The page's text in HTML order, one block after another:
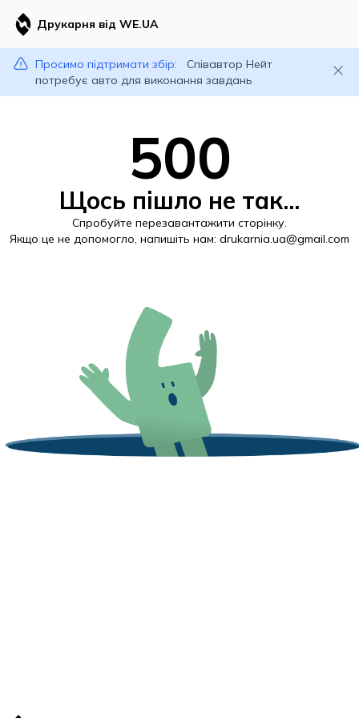
Друкарня від WE.UA
Просимо підтримати збір:
Співавтор Нейт
потребує авто для виконання завдань
500
Щось пішло не так...
Спробуйте перезавантажити сторінку.
Якщо це не допомогло, напишіть нам: drukarnia.ua@gmail.com